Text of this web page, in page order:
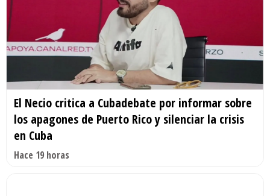
El Necio critica a Cubadebate por informar sobre
los apagones de Puerto Rico y silenciar la crisis
en Cuba
Hace 19 horas